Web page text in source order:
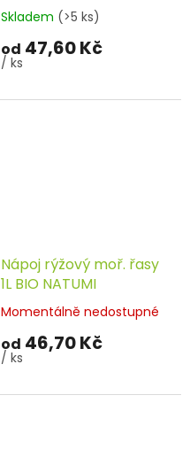
Skladem (>5 ks)
od 47,60 Kč
/ ks
Nápoj rýžový moř. řasy
1L BIO NATUMI
Momentálně nedostupné
od 46,70 Kč
/ ks